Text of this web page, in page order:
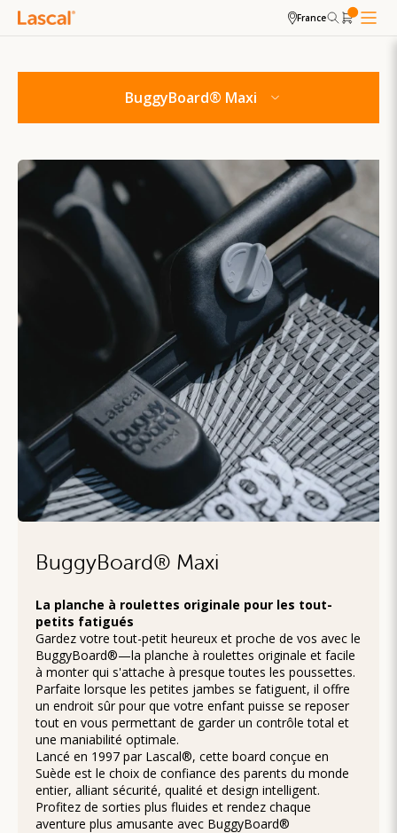
France
BuggyBoard® Maxi
BuggyBoard® Maxi
La planche à roulettes originale pour les tout-
petits fatigués
Gardez votre tout-petit heureux et proche de vos avec le
BuggyBoard®—la planche à roulettes originale et facile
à monter qui s'attache à presque toutes les poussettes.
Parfaite lorsque les petites jambes se fatiguent, il offre
un endroit sûr pour que votre enfant puisse se reposer
tout en vous permettant de garder un contrôle total et
une maniabilité optimale.
Lancé en 1997 par Lascal®, cette board conçue en
Suède est le choix de confiance des parents du monde
entier, alliant sécurité, qualité et design intelligent.
Profitez de sorties plus fluides et rendez chaque
aventure plus amusante avec BuggyBoard®